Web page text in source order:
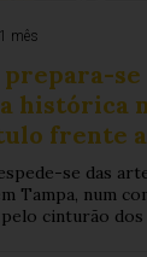
mês
histórica
frente
se das
Tampa, num
cinturão dos